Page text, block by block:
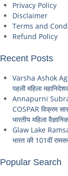
Privacy Policy
Disclaimer
Terms and
Refund Policy
Recent Posts
Varsha Ashok
पहली महिला
Annapurni
COSPAR विक्रम
भारतीय महिला वैज्ञानिक
Glaw Lake
भारत की 101वीं
Popular Search